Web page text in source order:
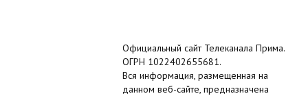
Официальный сайт Телеканала Прима.
ОГРН 1022402655681.
Вся информация, размещенная на
данном веб-сайте, предназначена